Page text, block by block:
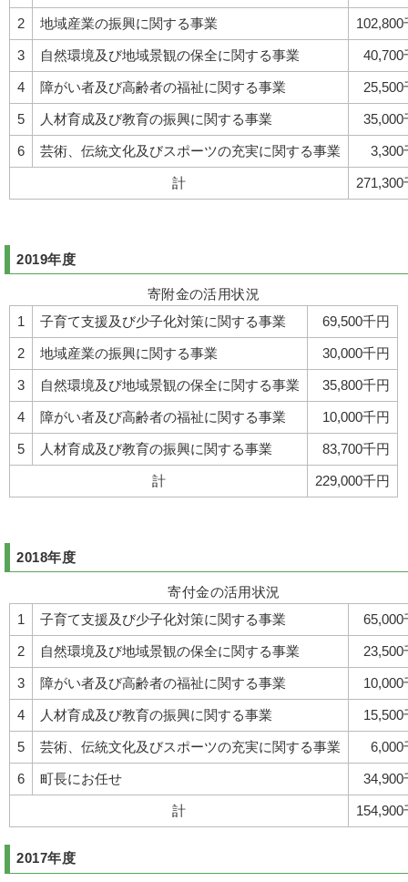
2 地域産業の振興に関する事業 102,800
3 自然環境及び地域景観の保全に関する事業 40,700
4 障がい者及び高齢者の福祉に関する事業 25,500
5 人材育成及び教育の振興に関する事業 35,000
6 芸術、伝統文化及びスポーツの充実に関する事業 3,300
計 271,300
2019年度
寄附金の活用状況
1
子育て支援及び少子化対策に関する事業 69,500千円
2 地域産業の振興に関する事業 30,000千円
3 自然環境及び地域景観の保全に関する事業 35,800千円
4 障がい者及び高齢者の福祉に関する事業 10,000千円
5 人材育成及び教育の振興に関する事業 83,700千円
計 229,000千円
2018年度
寄付金の活用状況
1
子育て支援及び少子化対策に関する事業 65,000
2 自然環境及び地域景観の保全に関する事業 23,500
3 障がい者及び高齢者の福祉に関する事業 10,000
4 人材育成及び教育の振興に関する事業 15,500
5 芸術、伝統文化及びスポーツの充実に関する事業 6,000
6 町長にお任せ 34,900
計 154,900
2017年度